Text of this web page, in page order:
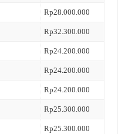
Rp28.000.000
Rp32.300.000
Rp24.200.000
Rp24.200.000
Rp24.200.000
Rp25.300.000
Rp25.300.000